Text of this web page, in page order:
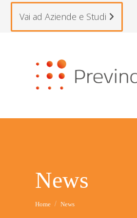
Vai ad Aziende e Studi
News
Tu sei qui:
Home News